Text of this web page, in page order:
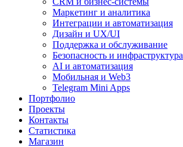
Маркетинг и аналитика
Интеграции и автоматизация
Дизайн и UX/UI
Поддержка и обслуживание
Безопасность и инфраструктура
AI и автоматизация
Мобильная и Web3
Telegram Mini Apps
Портфолио
Проекты
Контакты
Статистика
Магазин